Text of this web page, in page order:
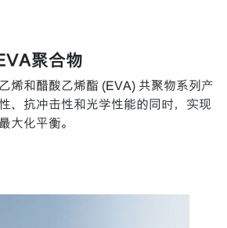
聚合物
烯和醋酸乙烯酯 (EVA) 共聚物系列产
、抗冲击性和光学性能的同时，实现
大化平衡。